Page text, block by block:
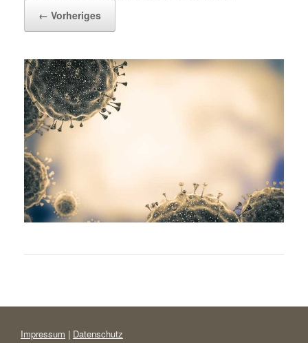
← Vorheriges
Impressum | Datenschutz